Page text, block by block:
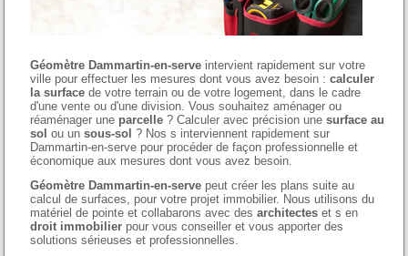
Géomètre Dammartin-en-serve intervient rapidement sur votre
ville pour effectuer les mesures dont vous avez besoin :calculer
la surface de votre terrain ou de votre logement, dans le cadre
d'une vente ou d'une division. Vous souhaitez aménager ou
réaménager une parcelle ? Calculer avec précision unesurface au
sol ou unsous-sol ? Nos s interviennent rapidement sur
Dammartin-en-serve pour procéder de façon professionnelle et
économique aux mesures dont vous avez besoin.
Géomètre Dammartin-en-serve peut créer les plans suite au
calcul de surfaces, pour votre projet immobilier. Nous utilisons du
matériel de pointe et collabarons avec desarchitectes et s en
droit immobilier pour vous conseiller et vous apporter des
solutions sérieuses et professionnelles.